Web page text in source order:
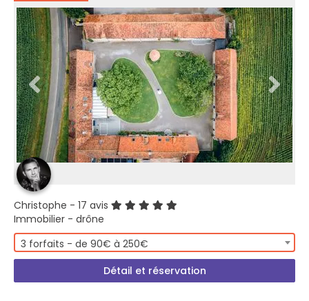
Christophe - 17 avis
Immobilier - drône
3 forfaits - de 90€ à 250€
Détail et réservation